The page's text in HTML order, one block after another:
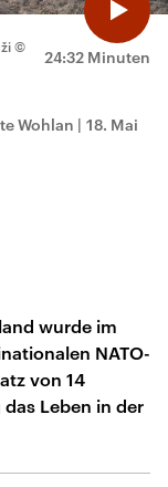
24:32 Minuten
©
Wohlan | 18. Mai
wurde im
NATO-
von 14
Leben in der